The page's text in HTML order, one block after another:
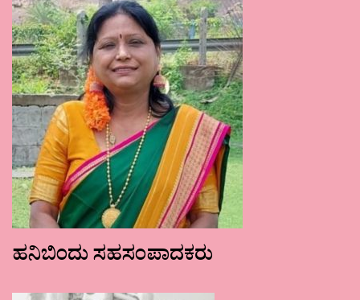
ಹನಿಬಿಂದು ಸಹಸಂಪಾದಕರು